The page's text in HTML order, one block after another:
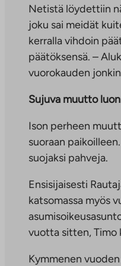
Netistä löydettiin
joku sai meidät
kerralla vihdoin
päätöksensä. –
vuorokauden
Sujuva muutto
Ison perheen
suoraan
suojaksi pahveja.
Ensisijaisesti
katsomassa myös
vuotta sitten, Timo
Kymmenen